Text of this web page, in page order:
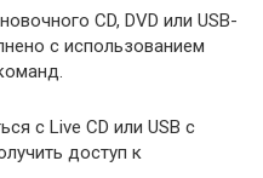
CD, DVD или USB-
с использованием
с Live CD или USB с
доступ к